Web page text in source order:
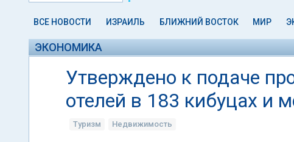
ВСЕ НОВОСТИ ИЗРАИЛЬ БЛИЖНИЙ ВОСТОК МИР
ЭКОНОМИКА
Утверждено к подаче
отелей в 183 кибуцах и
Туризм Недвижимость